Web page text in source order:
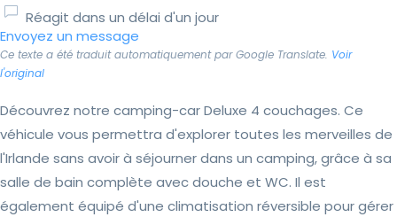
Réagit dans un délai d'un jour
Envoyez un message
Ce texte a été traduit automatiquement par Google Translate. Voir
l'original
Découvrez notre camping-car Deluxe 4 couchages. Ce
véhicule vous permettra d'explorer toutes les merveilles de
l'Irlande sans avoir à séjourner dans un camping, grâce à sa
salle de bain complète avec douche et WC. Il est
également équipé d'une climatisation réversible pour gérer